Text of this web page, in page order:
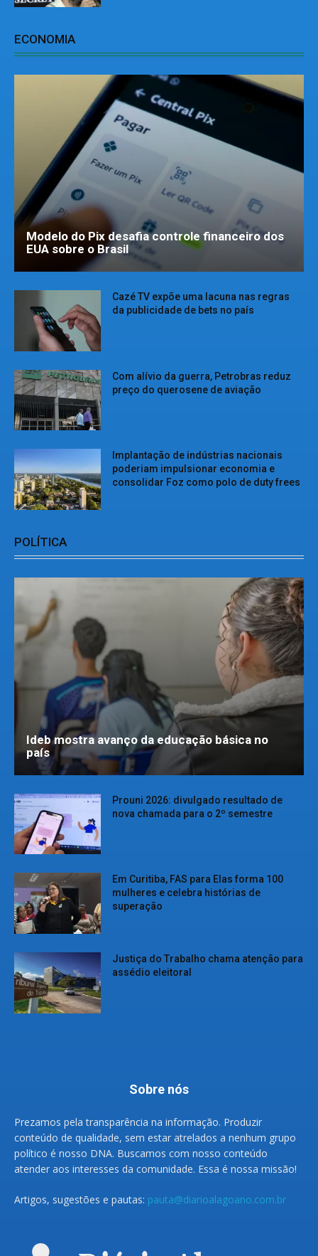
ECONOMIA
Modelo do Pix desafia controle financeiro dos
EUA sobre o Brasil
Cazé TV expõe uma lacuna nas regras
da publicidade de bets no país
Com alívio da guerra, Petrobras reduz
preço do querosene de aviação
Implantação de indústrias nacionais
poderiam impulsionar economia e
consolidar Foz como polo de duty frees
POLÍTICA
Ideb mostra avanço da educação básica no
país
Prouni 2026: divulgado resultado de
nova chamada para o 2º semestre
Em Curitiba, FAS para Elas forma 100
mulheres e celebra histórias de
superação
Justiça do Trabalho chama atenção para
assédio eleitoral
Sobre nós
Prezamos pela transparência na informação. Produzir
conteúdo de qualidade, sem estar atrelados a nenhum grupo
político é nosso DNA. Buscamos com nosso conteúdo
atender aos interesses da comunidade. Essa é nossa missão!
Artigos, sugestões e pautas: pauta@diarioalagoano.com.br